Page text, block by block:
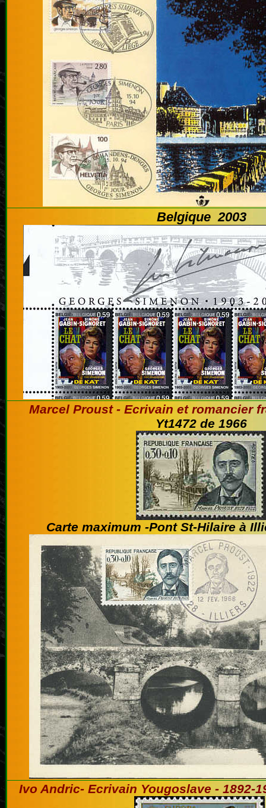
Belgique 2003
Marcel Proust - Ecrivain et romancier
Yt1472 de 1966
Carte maximum -Pont St-Hilaire à
Ivo Andric- Ecrivain Yougoslave - 1892-